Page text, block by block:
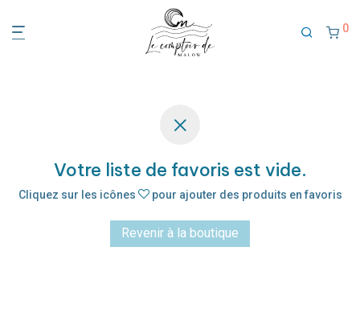
0
Votre liste de favoris est vide.
Cliquez sur les icônes pour ajouter des produits en favoris
Revenir à la boutique